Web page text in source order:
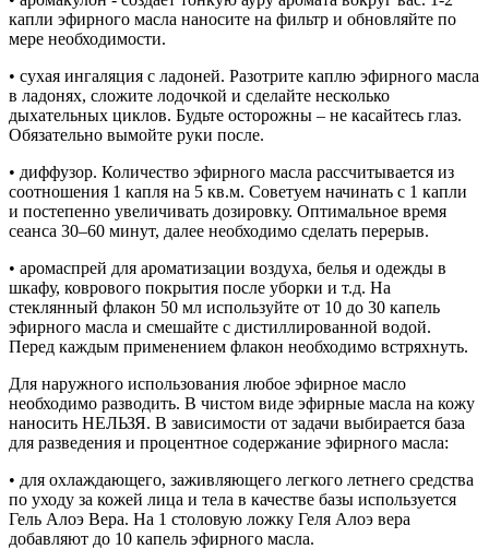
капли эфирного масла наносите на фильтр и обновляйте по
мере необходимости.
• сухая ингаляция с ладоней. Разотрите каплю эфирного масла
в ладонях, сложите лодочкой и сделайте несколько
дыхательных циклов. Будьте осторожны – не касайтесь глаз.
Обязательно вымойте руки после.
• диффузор. Количество эфирного масла рассчитывается из
соотношения 1 капля на 5 кв.м. Советуем начинать с 1 капли
и постепенно увеличивать дозировку. Оптимальное время
сеанса 30–60 минут, далее необходимо сделать перерыв.
• аромаспрей для ароматизации воздуха, белья и одежды в
шкафу, коврового покрытия после уборки и т.д. На
стеклянный флакон 50 мл используйте от 10 до 30 капель
эфирного масла и смешайте с дистиллированной водой.
Перед каждым применением флакон необходимо встряхнуть.
Для наружного использования любое эфирное масло
необходимо разводить. В чистом виде эфирные масла на кожу
наносить НЕЛЬЗЯ. В зависимости от задачи выбирается база
для разведения и процентное содержание эфирного масла:
• для охлаждающего, заживляющего легкого летнего средства
по уходу за кожей лица и тела в качестве базы используется
Гель Алоэ Вера. На 1 столовую ложку Геля Алоэ вера
добавляют до 10 капель эфирного масла.